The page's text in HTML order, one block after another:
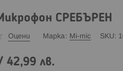
СРЕБЪРЕН
Оцени Марка Mi-mic SKU
42,99 лв.